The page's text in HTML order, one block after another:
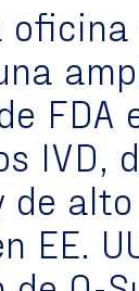
FDA
IVD,
de
EE.